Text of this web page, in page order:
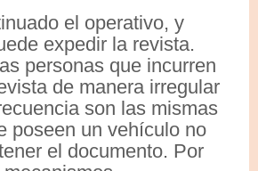
el operativo, y
expedir la revista.
personas que incurren
de manera irregular
son las mismas
poseen un vehículo no
el documento. Por